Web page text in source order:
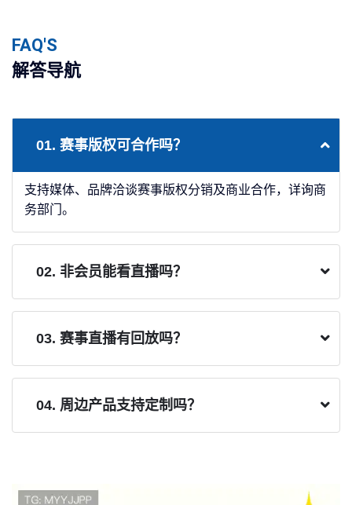
FAQ'S
解答导航
01. 赛事版权可合作吗？
支持媒体、品牌洽谈赛事版权分销及商业合作，详询商
务部门。
02. 非会员能看直播吗？
03. 赛事直播有回放吗？
04. 周边产品支持定制吗？